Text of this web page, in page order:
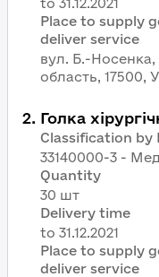
Place to supply
deliver service
вул. Б.-Носенка,
область, 17500,
2. Голка
Classification by
33140000-3 -
Quantity
30 шт
Delivery time
Place to supply
deliver service